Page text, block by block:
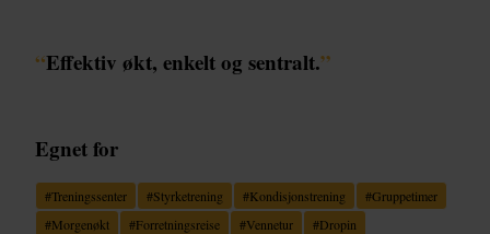
“Effektiv økt, enkelt og sentralt.”
Egnet for
#Treningssenter #Styrketrening #Kondisjonstrening #Gruppetimer
#Morgenøkt #Forretningsreise #Vennetur #Dropin